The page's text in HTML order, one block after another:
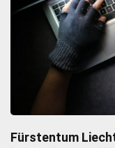
Fürstentum